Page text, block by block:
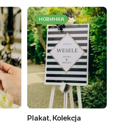
НОВИНКА
Plakat, Kolekcja